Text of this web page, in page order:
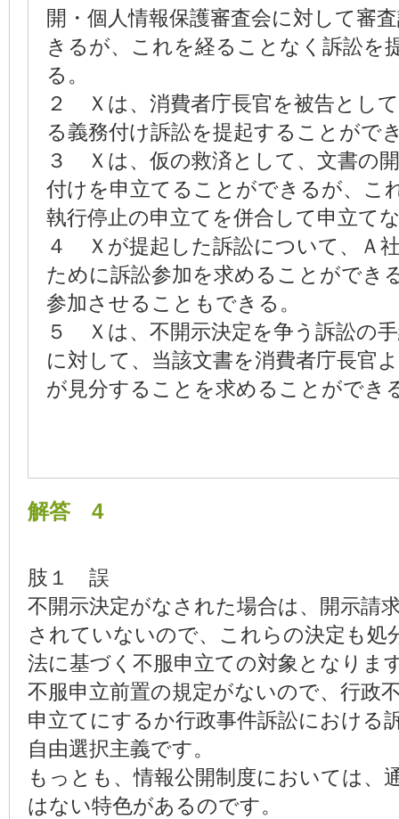
開・個人情報保護審査会に対して審
きるが、これを経ることなく訴訟を
る。
２ Ｘは、消費者庁長官を被告とし
る義務付け訴訟を提起することがで
３ Ｘは、仮の救済として、文書の
付けを申立てることができるが、こ
執行停止の申立てを併合して申立て
４ Ｘが提起した訴訟について、Ａ
ために訴訟参加を求めることができ
参加させることもできる。
５ Ｘは、不開示決定を争う訴訟の
に対して、当該文書を消費者庁長官
が見分することを求めることができ
解答 4
肢１ 誤
不開示決定がなされた場合は、開示請
されていないので、これらの決定も処
法に基づく不服申立ての対象となりま
不服申立前置の規定がないので、行政
申立てにするか行政事件訴訟における
自由選択主義です。
もっとも、情報公開制度においては、
はない特色があるのです。